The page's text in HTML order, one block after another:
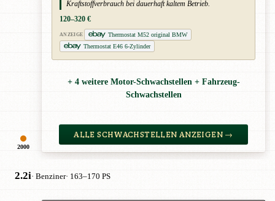
2000
Kraftstoffverbrauch bei dauerhaft kaltem Betrieb.
120–320 €
ANZEIGE
Thermostat M52 original BMW
Thermostat E46 6-Zylinder
+ 4 weitere Motor-Schwachstellen + Fahrzeug-
Schwachstellen
ALLE SCHWACHSTELLEN ANZEIGEN →
2.2i· Benziner· 163–170 PS